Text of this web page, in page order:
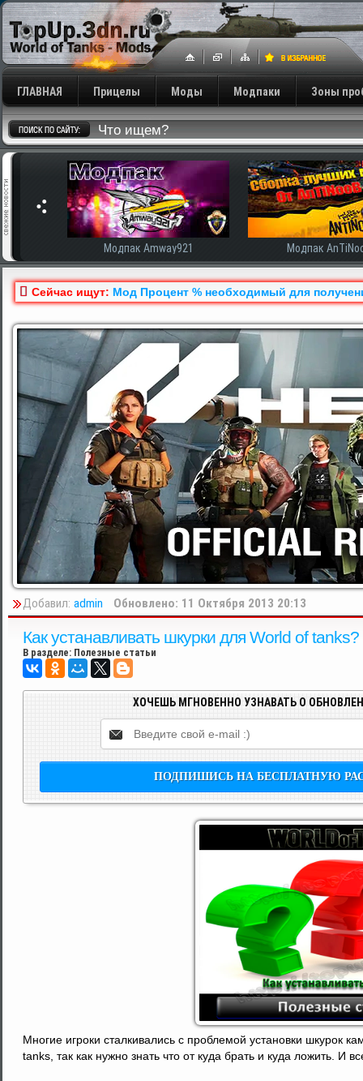
ГЛАВНАЯ Прицелы Моды Модпаки Зоны
Модпак AnTiNooB
Сейчас ищут: Мод Процент % необходимый для
Добавил: admin Обновлено: 11 Октября 2013 20:13
Как устанавливать шкурки для World of tanks?
В разделе: Полезные статьи
ХОЧЕШЬ МГНОВЕННО УЗНАВАТЬ О
Многие игроки сталкивались с проблемой установки шкурок
tanks, так как нужно знать что от куда брать и куда ложить. И